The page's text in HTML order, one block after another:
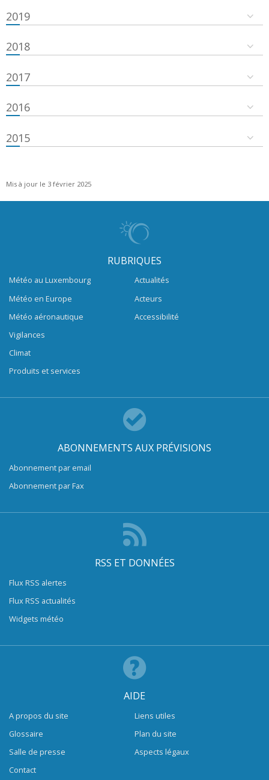
2019
2018
2017
2016
2015
Mis à jour le 3 février 2025
RUBRIQUES
Météo au Luxembourg
Météo en Europe
Météo aéronautique
Vigilances
Climat
Produits et services
Actualités
Acteurs
Accessibilité
ABONNEMENTS AUX PRÉVISIONS
Abonnement par email
Abonnement par Fax
RSS ET DONNÉES
Flux RSS alertes
Flux RSS actualités
Widgets météo
AIDE
A propos du site
Glossaire
Salle de presse
Contact
Liens utiles
Plan du site
Aspects légaux